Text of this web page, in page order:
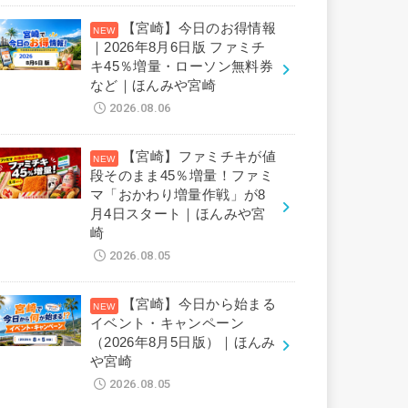
【宮崎】今日のお得情報
｜2026年8月6日版 ファミチ
キ45％増量・ローソン無料券
など｜ほんみや宮崎
2026.08.06
【宮崎】ファミチキが値
段そのまま45％増量！ファミ
マ「おかわり増量作戦」が8
月4日スタート｜ほんみや宮
崎
2026.08.05
【宮崎】今日から始まる
イベント・キャンペーン
（2026年8月5日版）｜ほんみ
や宮崎
2026.08.05